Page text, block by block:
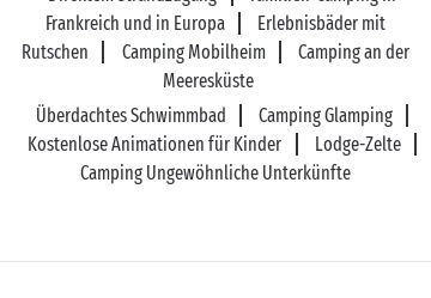
Frankreich und in Europa
Erlebnisbäder mit
Rutschen
Camping Mobilheim
Camping an der
Meeresküste
Überdachtes Schwimmbad
Camping Glamping
Kostenlose Animationen für Kinder
Lodge-Zelte
Camping Ungewöhnliche Unterkünfte